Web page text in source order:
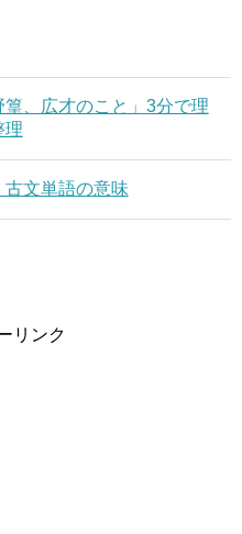
篁、広才のこと」3分で理
理
古文単語の意味
リンク